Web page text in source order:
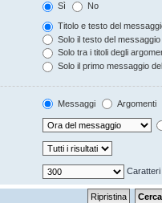
Sì No
Titolo e testo del
Solo il testo del messaggio
Solo tra i titoli degli
Solo il primo messaggio
Messaggi Argomenti